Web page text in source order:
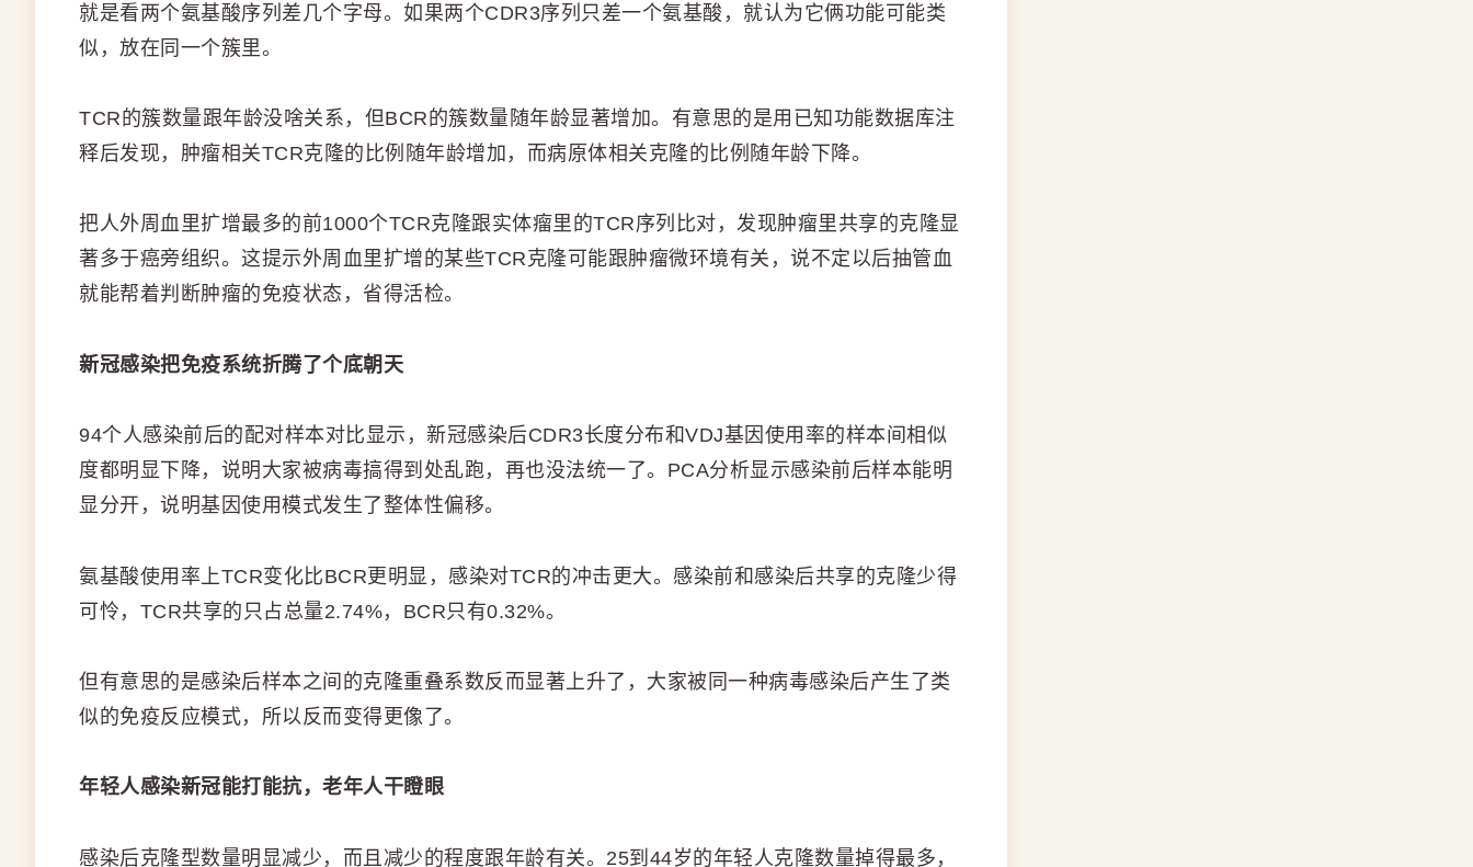
就是看两个氨基酸序列差几个字母。如果两个CDR3序列只差一个氨基酸，就认为它俩功能可能类
似，放在同一个簇里。
TCR的簇数量跟年龄没啥关系，但BCR的簇数量随年龄显著增加。有意思的是用已知功能数据库注
释后发现，肿瘤相关TCR克隆的比例随年龄增加，而病原体相关克隆的比例随年龄下降。
把人外周血里扩增最多的前1000个TCR克隆跟实体瘤里的TCR序列比对，发现肿瘤里共享的克隆显
著多于癌旁组织。这提示外周血里扩增的某些TCR克隆可能跟肿瘤微环境有关，说不定以后抽管血
就能帮着判断肿瘤的免疫状态，省得活检。
新冠感染把免疫系统折腾了个底朝天
94个人感染前后的配对样本对比显示，新冠感染后CDR3长度分布和VDJ基因使用率的样本间相似
度都明显下降，说明大家被病毒搞得到处乱跑，再也没法统一了。PCA分析显示感染前后样本能明
显分开，说明基因使用模式发生了整体性偏移。
氨基酸使用率上TCR变化比BCR更明显，感染对TCR的冲击更大。感染前和感染后共享的克隆少得
可怜，TCR共享的只占总量2.74%，BCR只有0.32%。
但有意思的是感染后样本之间的克隆重叠系数反而显著上升了，大家被同一种病毒感染后产生了类
似的免疫反应模式，所以反而变得更像了。
年轻人感染新冠能打能抗，老年人干瞪眼
感染后克隆型数量明显减少，而且减少的程度跟年龄有关。25到44岁的年轻人克隆数量掉得最多，